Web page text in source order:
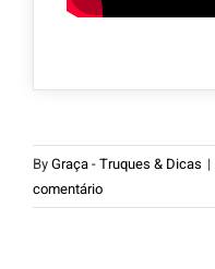
ByGraça - Truques & Dicas |
comentário